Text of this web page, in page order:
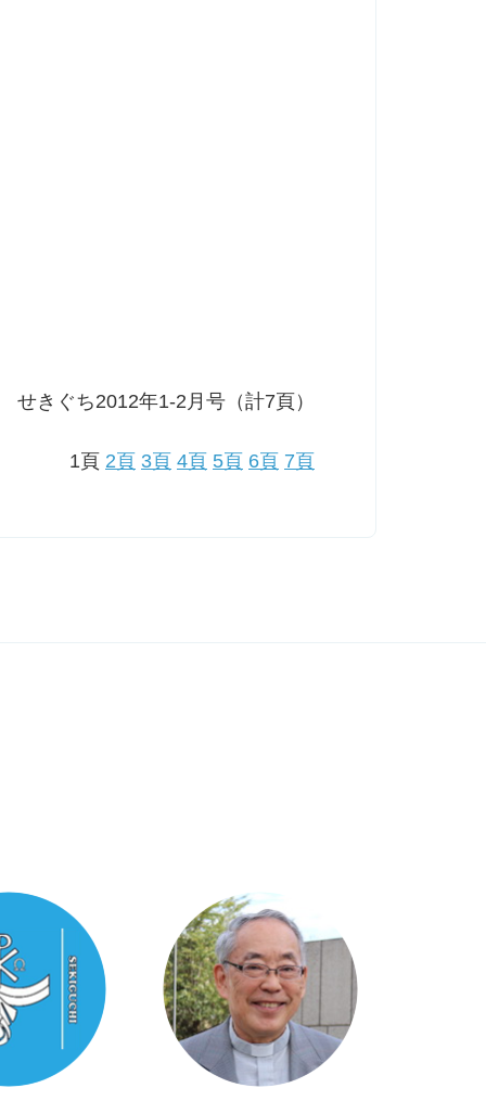
せきぐち2012年1-2月号（計7頁）
1頁 2頁 3頁 4頁 5頁 6頁 7頁